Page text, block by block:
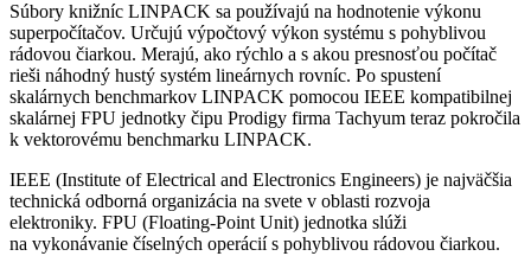
Súbory knižníc LINPACK sa používajú na hodnotenie výkonu
superpočítačov. Určujú výpočtový výkon systému s pohyblivou
rádovou čiarkou. Merajú, ako rýchlo a s akou presnosťou počítač
rieši náhodný hustý systém lineárnych rovníc. Po spustení
skalárnych benchmarkov LINPACK pomocou IEEE kompatibilnej
skalárnej FPU jednotky čipu Prodigy firma Tachyum teraz pokročila
k vektorovému benchmarku LINPACK.
IEEE (Institute of Electrical and Electronics Engineers) je najväčšia
technická odborná organizácia na svete v oblasti rozvoja
elektroniky. FPU (Floating-Point Unit) jednotka slúži
na vykonávanie číselných operácií s pohyblivou rádovou čiarkou.